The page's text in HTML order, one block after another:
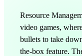
Resource
video games,
bullets to take
the-box feature.